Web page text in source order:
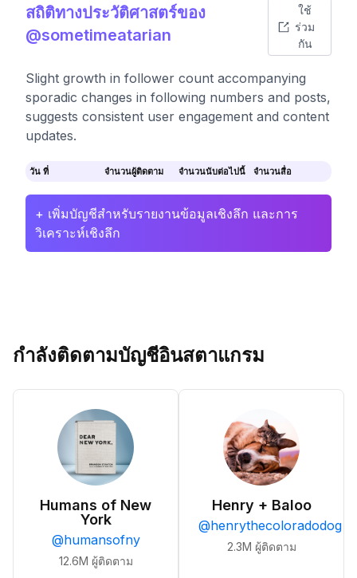
สถิติทางประวัติศาสตร์ของ
@sometimeatarian
ใช้
ร่วม
กัน
Slight growth in follower count accompanying
sporadic changes in following numbers and posts,
suggests consistent user engagement and content
updates.
วัน ที่ จำนวนผู้ติดตาม จำนวนนับต่อไปนี้ จำนวนสื่อ
+ เพิ่มบัญชีสำหรับรายงานข้อมูลเชิงลึก และการ
วิเคราะห์เชิงลึก
กำลังติดตามบัญชีอินสตาแกรม
Humans of New
York
@humansofny
12.6M ผู้ติดตาม
Henry + Baloo
@henrythecoloradodog
2.3M ผู้ติดตาม